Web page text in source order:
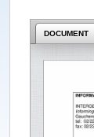
DOCUMENT